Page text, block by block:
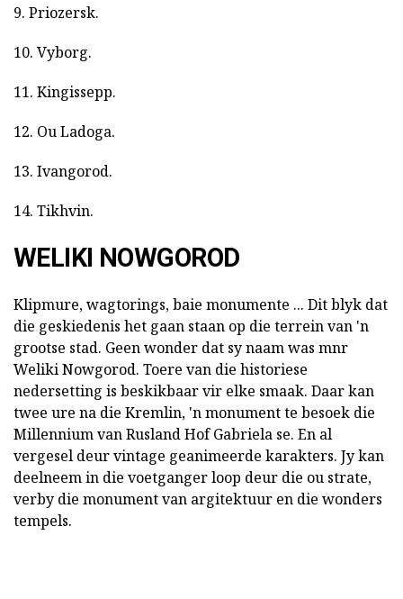
9. Priozersk.
10. Vyborg.
11. Kingissepp.
12. Ou Ladoga.
13. Ivangorod.
14. Tikhvin.
WELIKI NOWGOROD
Klipmure, wagtorings, baie monumente ... Dit blyk dat
die geskiedenis het gaan staan op die terrein van 'n
grootse stad. Geen wonder dat sy naam was mnr
Weliki Nowgorod. Toere van die historiese
nedersetting is beskikbaar vir elke smaak. Daar kan
twee ure na die Kremlin, 'n monument te besoek die
Millennium van Rusland Hof Gabriela se. En al
vergesel deur vintage geanimeerde karakters. Jy kan
deelneem in die voetganger loop deur die ou strate,
verby die monument van argitektuur en die wonders
tempels.